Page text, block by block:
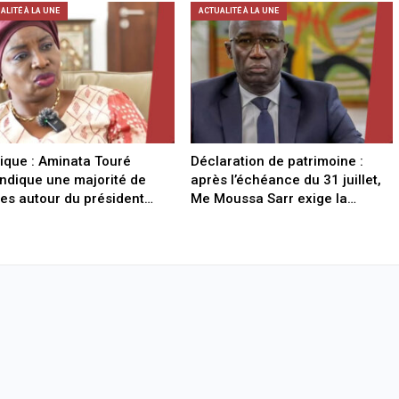
À LA UNE
: Aminata Touré
une majorité de
autour du président…
ACTUALITÉ À LA UNE
Déclaration de patrimoine :
après l’échéance du 31 juillet,
Me Moussa Sarr exige la…